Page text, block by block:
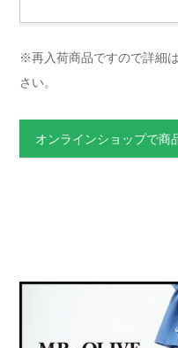
※再入荷商品ですので詳細
さい。
オンラインショップで商